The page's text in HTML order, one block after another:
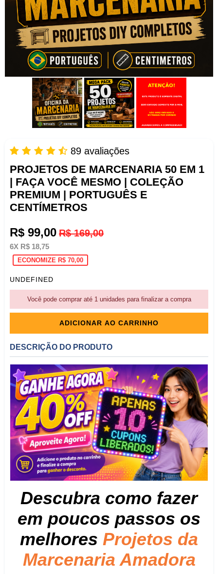
89 avaliações
PROJETOS DE MARCENARIA 50 EM 1
| FAÇA VOCÊ MESMO | COLEÇÃO
PREMIUM | PORTUGUÊS E
CENTÍMETROS
Preço
normal
R$ 99,00 R$ 169,00
6X R$ 18,75
ECONOMIZE R$ 70,00
UNDEFINED
Você pode comprar até 1 unidades para finalizar a compra
ADICIONAR AO CARRINHO
DESCRIÇÃO DO PRODUTO
Descubra como fazer
em poucos passos os
melhores Projetos da
Marcenaria Amadora